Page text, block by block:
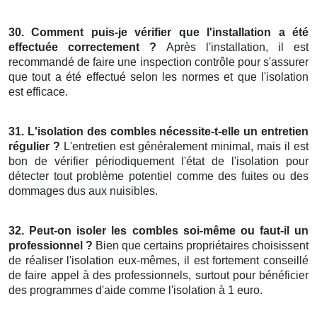
30. Comment puis-je vérifier que l'installation a été
effectuée correctement ? Après l'installation, il est
recommandé de faire une inspection contrôle pour s'assurer
que tout a été effectué selon les normes et que l'isolation
est efficace.
31. L'isolation des combles nécessite-t-elle un entretien
régulier ? L'entretien est généralement minimal, mais il est
bon de vérifier périodiquement l'état de l'isolation pour
détecter tout problème potentiel comme des fuites ou des
dommages dus aux nuisibles.
32. Peut-on isoler les combles soi-même ou faut-il un
professionnel ? Bien que certains propriétaires choisissent
de réaliser l'isolation eux-mêmes, il est fortement conseillé
de faire appel à des professionnels, surtout pour bénéficier
des programmes d'aide comme l'isolation à 1 euro.